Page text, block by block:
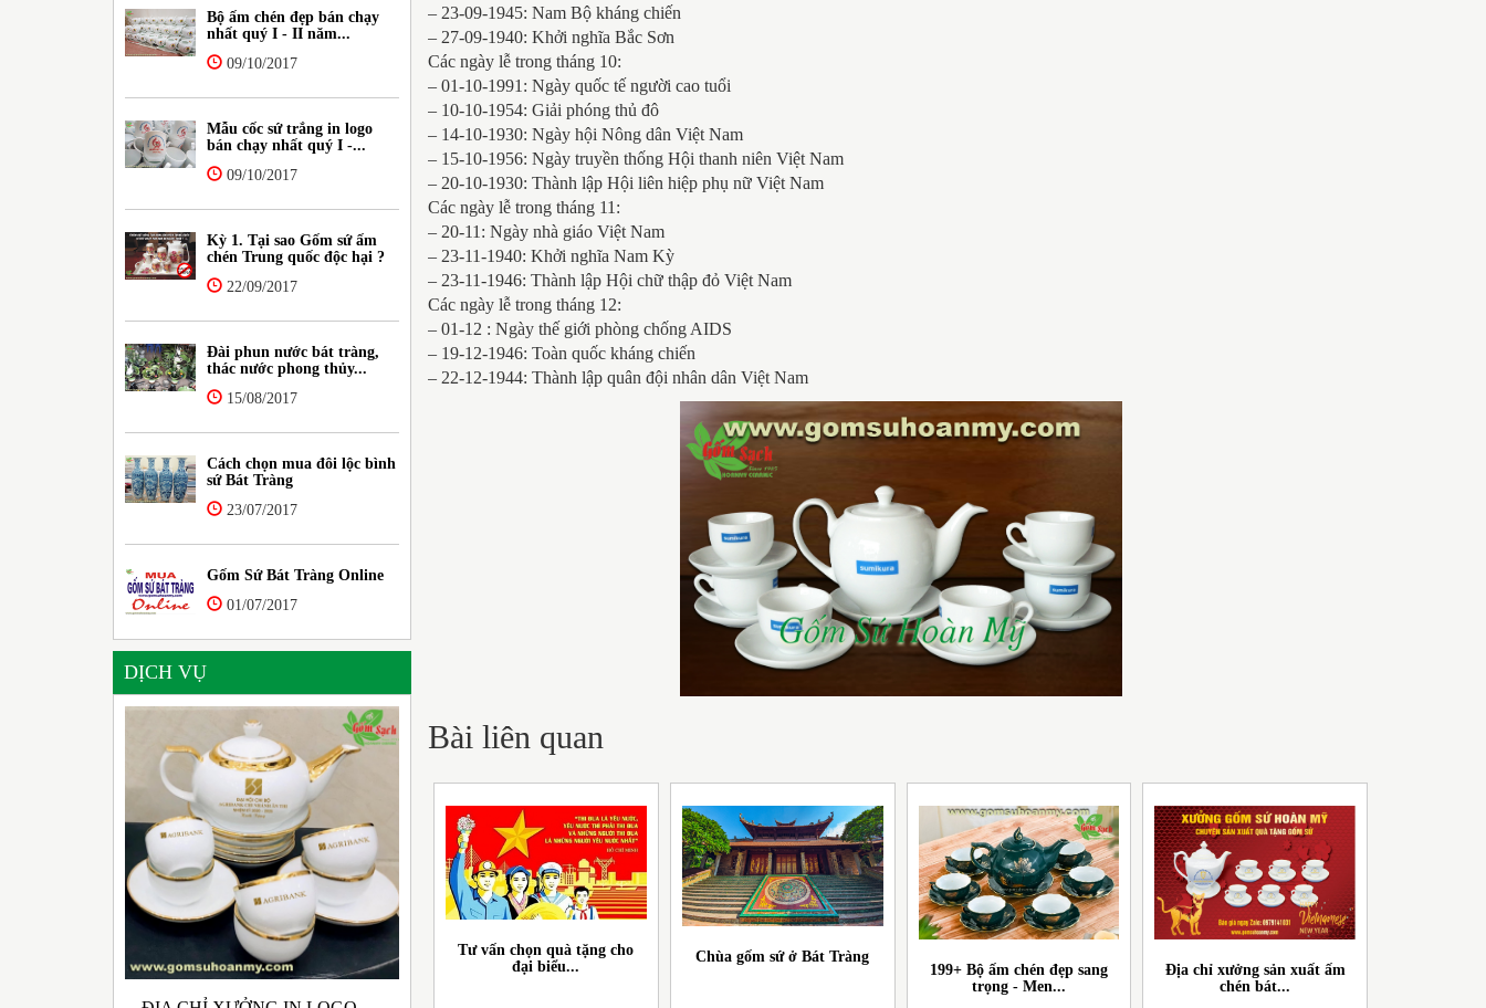
Bộ ấm chén đẹp bán chạy
nhất quý I - II năm...
09/10/2017
Mẫu cốc sứ trắng in logo
bán chạy nhất quý I -...
09/10/2017
Kỳ 1. Tại sao Gốm sứ ấm
chén Trung quốc độc hại ?
22/09/2017
Đài phun nước bát tràng,
thác nước phong thủy...
15/08/2017
Cách chọn mua đôi lộc bình
sứ Bát Tràng
23/07/2017
Gốm Sứ Bát Tràng Online
01/07/2017
DỊCH VỤ
QUÀ TẶNG GỐM SỨ BÁT
TRÀNG GIÁ RẺ CHO CÔNG
NHÂN
– 23-09-1945: Nam Bộ kháng chiến
– 27-09-1940: Khởi nghĩa Bắc Sơn
Các ngày lễ trong tháng 10:
– 01-10-1991: Ngày quốc tế người cao tuổi
– 10-10-1954: Giải phóng thủ đô
– 14-10-1930: Ngày hội Nông dân Việt Nam
– 15-10-1956: Ngày truyền thống Hội thanh niên Việt Nam
– 20-10-1930: Thành lập Hội liên hiệp phụ nữ Việt Nam
Các ngày lễ trong tháng 11:
– 20-11: Ngày nhà giáo Việt Nam
– 23-11-1940: Khởi nghĩa Nam Kỳ
– 23-11-1946: Thành lập Hội chữ thập đỏ Việt Nam
Các ngày lễ trong tháng 12:
– 01-12 : Ngày thế giới phòng chống AIDS
– 19-12-1946: Toàn quốc kháng chiến
– 22-12-1944: Thành lập quân đội nhân dân Việt Nam
Bài liên quan
Tư vấn chọn quà tặng cho
đại biểu...
Chùa gốm sứ ở Bát Tràng
199+ Bộ ấm chén đẹp sang
trọng - Men...
Địa chỉ xưởng sản xuất ấm
chén bát...